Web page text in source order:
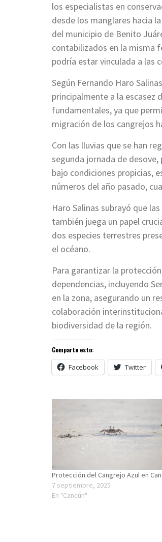
los especialistas en
desde los manglares hacia
del municipio de Benito
contabilizados en la misma
podría estar vinculada a las
Según Fernando Haro
principalmente a la escasez
fundamentales, ya que
migración de los cangrejos
Con las lluvias que se han
segunda jornada de
bajo condiciones propicias,
números del año pasado,
Haro Salinas subrayó que
también juega un papel
dos especies terrestres
el océano.
Para garantizar la
dependencias, incluyendo
en la zona, asegurando un
colaboración
biodiversidad de la región.
Comparte esto:
Facebook Twitter
Protección del Cangrejo Azul en
7 septiembre, 2025
En "Cancún"